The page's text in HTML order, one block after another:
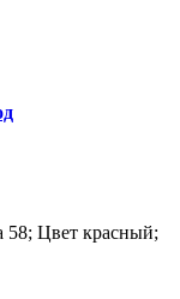
58; Цвет красный;